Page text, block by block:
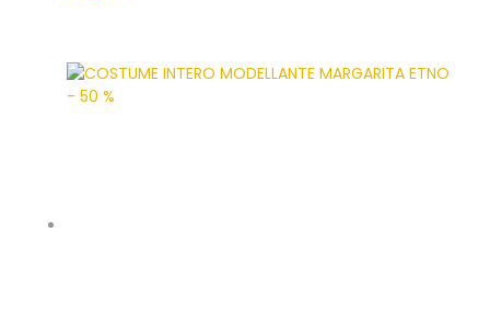
possono essere scelte nella pagina del prodotto